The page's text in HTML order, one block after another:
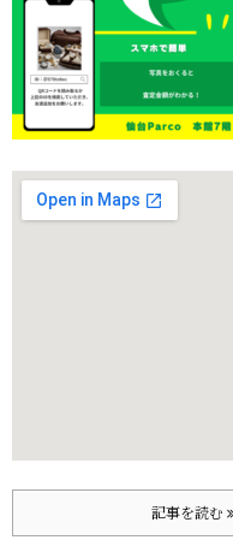
記事を読む